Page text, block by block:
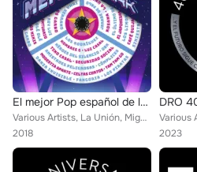
El mejor Pop español de los 90. Memory Park
Various Artists, La Unión, Miguel Bose, 21 Japonesas, Christina y Los Subterraneos, Cómplices, Andrés Calamaro, Los Nikis, Los C...
2018
DRO
2023